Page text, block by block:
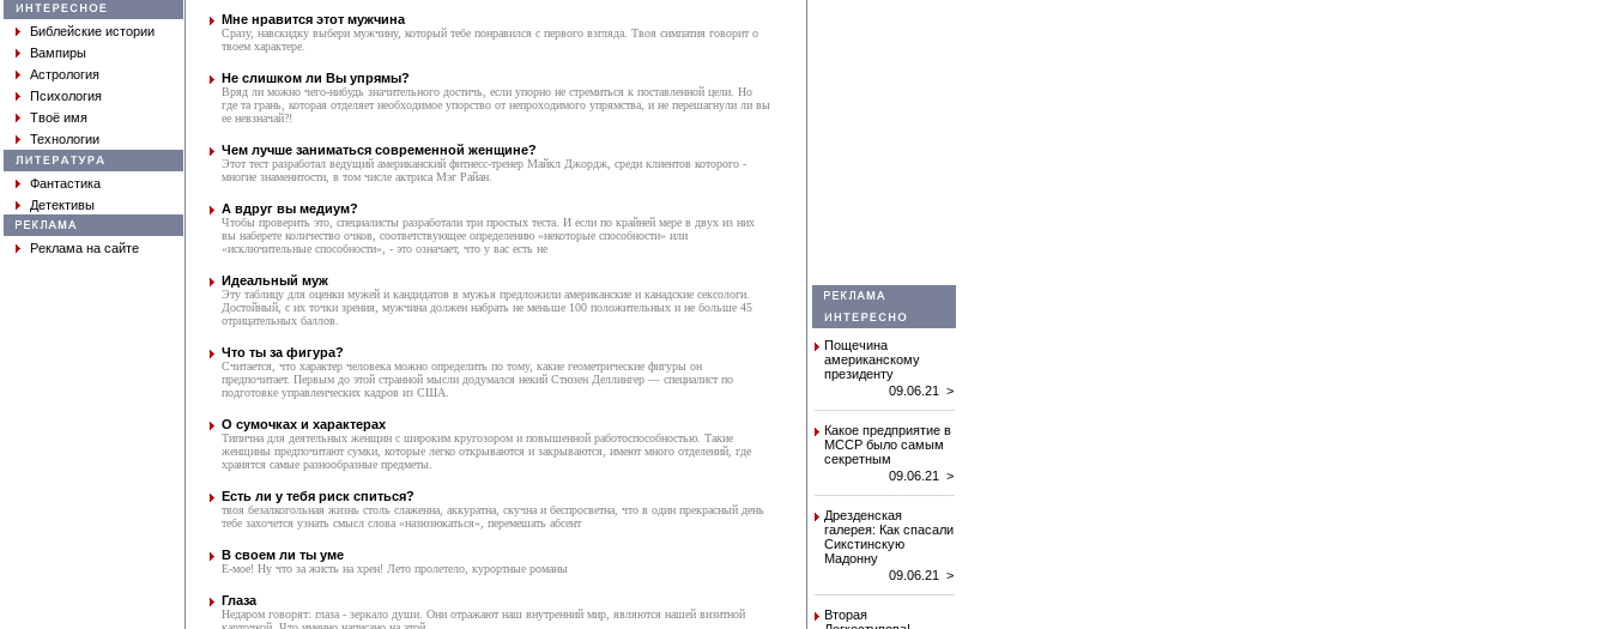
Пощечина
американскому
президенту
09.06.21 >
Какое предприятие в
МССР было самым
секретным
09.06.21 >
Дрезденская
галерея: Как спасали
Сикстинскую
Мадонну
09.06.21 >
Вторая
Библейские истории
Вампиры
Астрология
Психология
Твоё имя
Технологии
Фантастика
Детективы
Реклама на сайте
Мне нравится этот мужчина
Сразу, навскидку выбери мужчину, который тебе понравился с первого взгляда. Твоя симпатия говорит о
твоем характере.
Не слишком ли Вы упрямы?
Вряд ли можно чего-нибудь значительного достичь, если упорно не стремиться к поставленной цели. Но
где та грань, которая отделяет необходимое упорство от непроходимого упрямства, и не перешагнули ли вы
ее невзначай?!
Чем лучше заниматься современной женщине?
Этот тест разработал ведущий американский фитнесс-тренер Майкл Джордж, среди клиентов которого -
многие знаменитости, в том числе актриса Мэг Райан.
А вдруг вы медиум?
Чтобы проверить это, специалисты разработали три простых теста. И если по крайней мере в двух из них
вы наберете количество очков, соответствующее определению «некоторые способности» или
«исключительные способности», - это означает, что у вас есть не
Идеальный муж
Эту таблицу для оценки мужей и кандидатов в мужья предложили американские и канадские сексологи.
Достойный, с их точки зрения, мужчина должен набрать не меньше 100 положительных и не больше 45
отрицательных баллов.
Что ты за фигура?
Считается, что характер человека можно определить по тому, какие геометрические фигуры он
предпочитает. Первым до этой странной мысли додумался некий Стюзен Деллингер — специалист по
подготовке управленческих кадров из США.
О сумочках и характерах
Типична для деятельных женщин с широким кругозором и повышенной работоспособностью. Такие
женщины предпочитают сумки, которые легко открываются и закрываются, имеют много отделений, где
хранятся самые разнообразные предметы.
Есть ли у тебя риск спиться?
твоя безалкогольная жизнь столь слаженна, аккуратна, скучна и беспросветна, что в один прекрасный день
тебе захочется узнать смысл слова «назюзюкаться», перемешать абсент
В своем ли ты уме
Е-мое! Ну что за жисть на хрен! Лето пролетело, курортные романы
Глаза
Недаром говорят: глаза - зеркало души. Они отражают наш внутренний мир, являются нашей визитной